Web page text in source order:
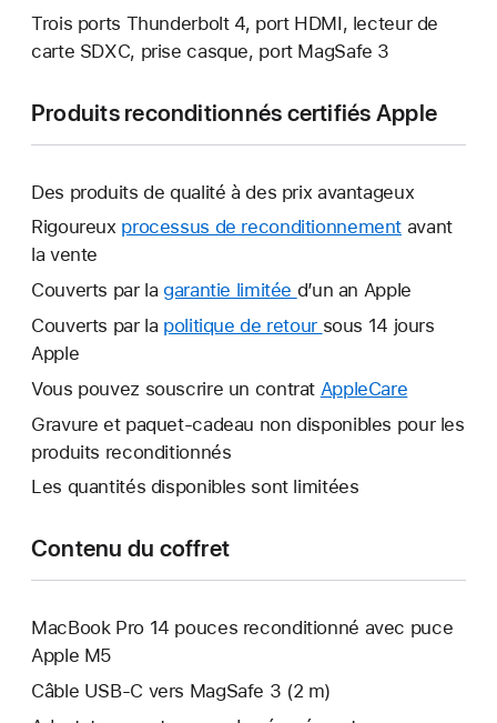
Trois ports Thunderbolt 4, port HDMI, lecteur de
carte SDXC, prise casque, port MagSafe 3
Produits reconditionnés certifiés Apple
Des produits de qualité à des prix avantageux
Rigoureux processus de reconditionnement avant
la vente
Couverts par la garantie limitée Une
nouvelle
d’un an Apple
Couverts par la politique de retour Une
fenêtre
sous 14 jours
Apple
Vous pouvez souscrire un contrat AppleCare
nouvelle
Gravure et paquet-cadeau non disponibles pour les
produits reconditionnés
Les quantités disponibles sont limitées
Contenu du coffret
MacBook Pro 14 pouces reconditionné avec puce
Apple M5
Câble USB-C vers MagSafe 3 (2 m)